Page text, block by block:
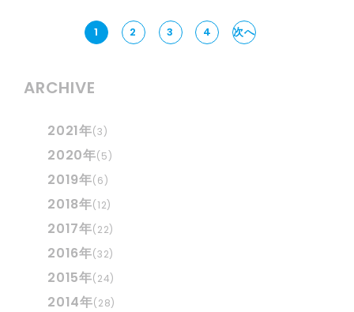
1 2 3 4 次へ
ARCHIVE
2021年(3)
2020年(5)
2019年(6)
2018年(12)
2017年(22)
2016年(32)
2015年(24)
2014年(28)